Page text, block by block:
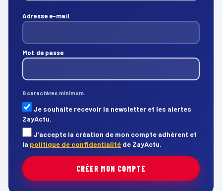
Adresse e-mail
Mot de passe
8 caractères minimum.
Je souhaite recevoir la newsletter et les alertes
ZayActu.
J’accepte la création de mon compte adhérent et
la politique de confidentialité de ZayActu.
CRÉER MON COMPTE